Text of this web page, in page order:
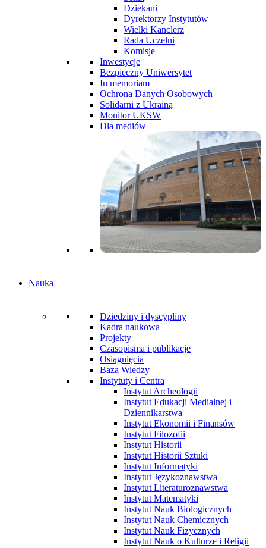
Dziekani
Dyrektorzy Instytutów
Wielki Kanclerz
Rada Uczelni
Komisje
Inwestycje
Bezpieczny Uniwersytet
In memoriam
Ochrona Danych Osobowych
Solidarni z Ukrainą
Monitor UKSW
Dla mediów
Nauka
Dziedziny i dyscypliny
Kadra naukowa
Projekty
Czasopisma i publikacje
Osiągnięcia
Baza Wiedzy
Instytuty i Centra
Instytut Archeologii
Instytut Edukacji Medialnej i
Dziennikarstwa
Instytut Ekonomii i Finansów
Instytut Filozofii
Instytut Historii
Instytut Historii Sztuki
Instytut Informatyki
Instytut Językoznawstwa
Instytut Literaturoznawstwa
Instytut Matematyki
Instytut Nauk Biologicznych
Instytut Nauk Chemicznych
Instytut Nauk Fizycznych
Instytut Nauk o Kulturze i Religii